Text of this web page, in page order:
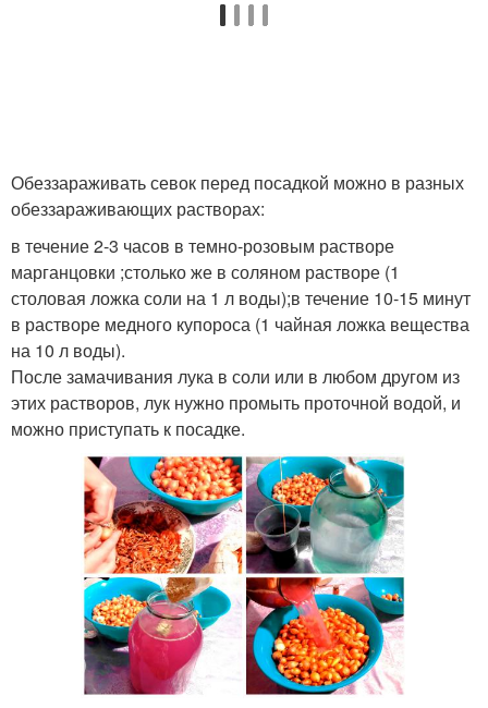
Обеззараживать севок перед посадкой можно в разных
обеззараживающих растворах:
в течение 2-3 часов в темно-розовым растворе
марганцовки ;столько же в соляном растворе (1
столовая ложка соли на 1 л воды);в течение 10-15 минут
в растворе медного купороса (1 чайная ложка вещества
на 10 л воды).
После замачивания лука в соли или в любом другом из
этих растворов, лук нужно промыть проточной водой, и
можно приступать к посадке.